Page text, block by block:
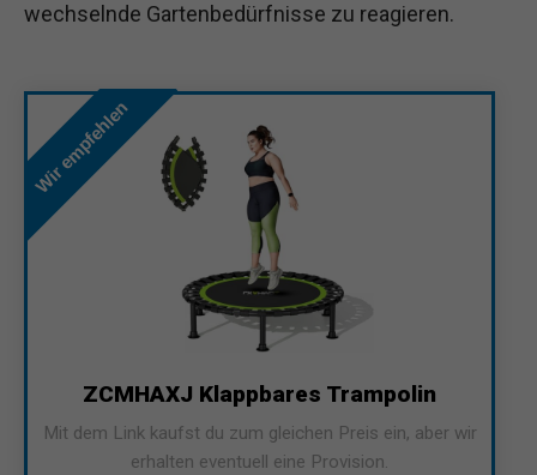
wechselnde Gartenbedürfnisse zu reagieren.
Wir empfehlen
ZCMHAXJ Klappbares Trampolin
Mit dem Link kaufst du zum gleichen Preis ein, aber wir
erhalten eventuell eine Provision.